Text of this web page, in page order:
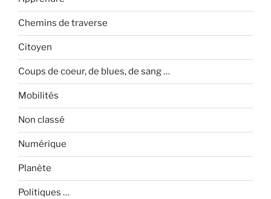
Chemins de traverse
Citoyen
Coups de coeur, de blues, de sang …
Mobilités
Non classé
Numérique
Planète
Politiques …